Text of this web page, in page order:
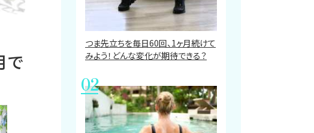
で
つま先立ちを毎日60回、1ヶ月続けて
みよう！どんな変化が期待できる？